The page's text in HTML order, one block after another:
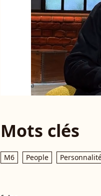
Mots clés
M6 People